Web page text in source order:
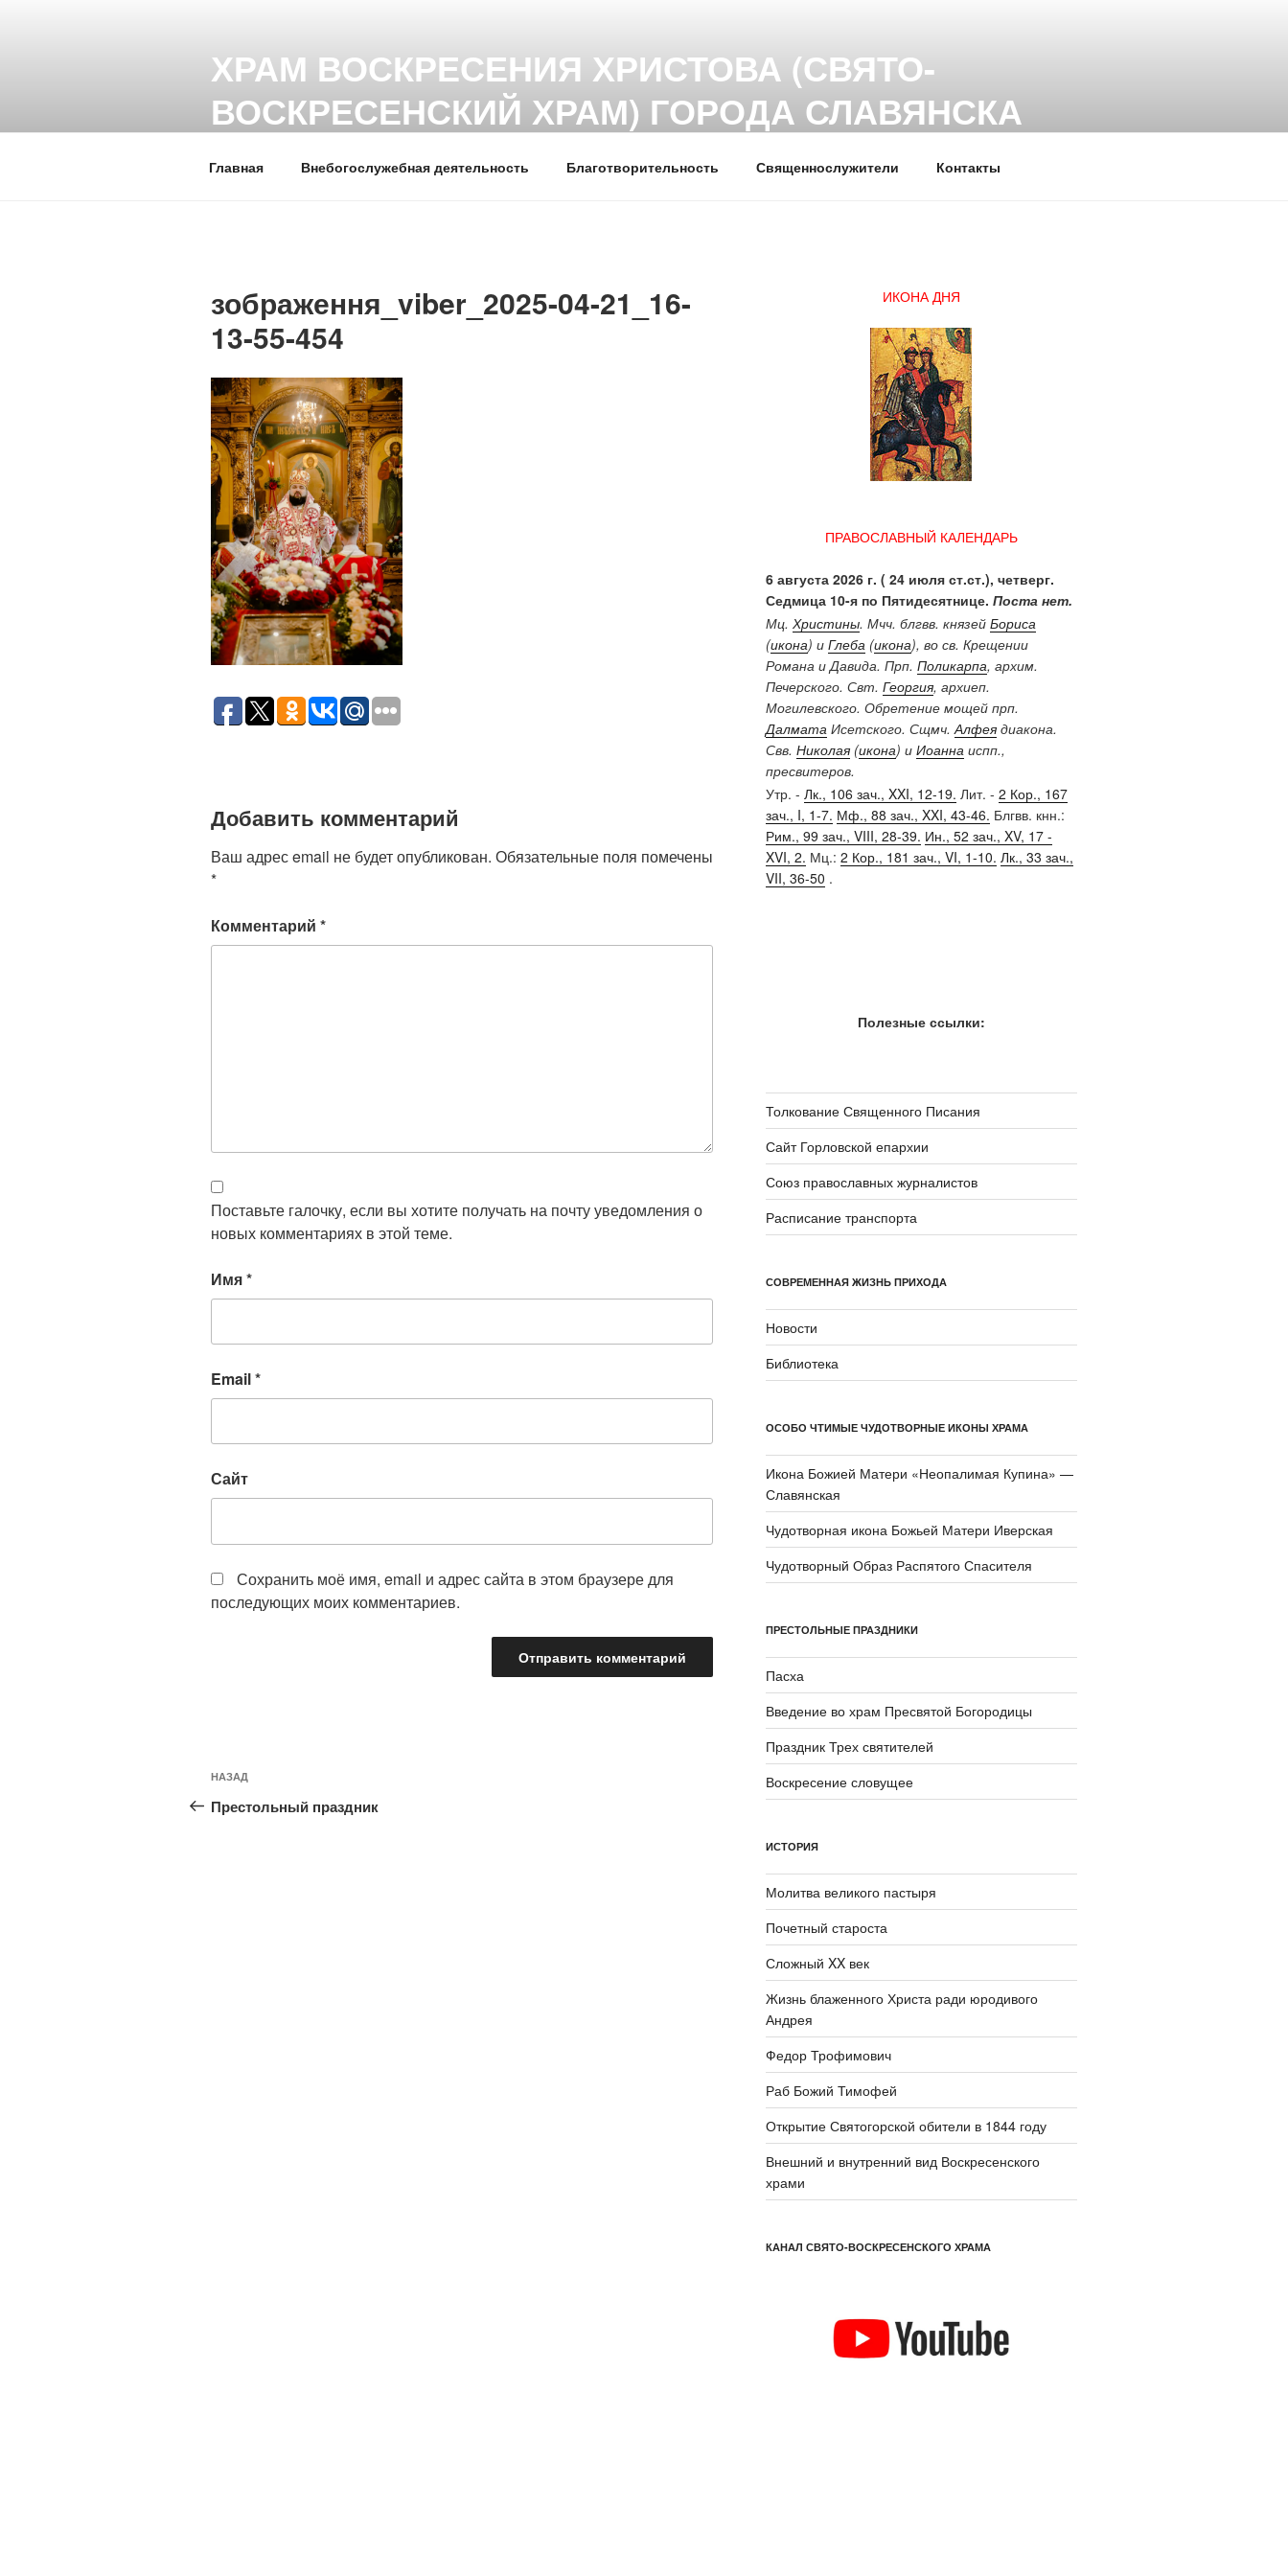
ХРАМ ВОСКРЕСЕНИЯ ХРИСТОВА (СВЯТО-
ВОСКРЕСЕНСКИЙ ХРАМ) ГОРОДА СЛАВЯНСКА
Главная Внебогослужебная деятельность Благотворительность Священнослужители Контакты
зображення_viber_2025-04-21_16-
13-55-454
Добавить комментарий
Ваш адрес email не будет опубликован. Обязательные поля помечены
*
Комментарий *
Поставьте галочку, если вы хотите получать на почту уведомления о
новых комментариях в этой теме.
Имя*
Email*
Сайт
Сохранить моё имя, email и адрес сайта в этом браузере для
последующих моих комментариев.
Навигация
по
записям
Предыдущая
запись:
НАЗАД
Престольный праздник
ИКОНА ДНЯ
ПРАВОСЛАВНЫЙ КАЛЕНДАРЬ
6 августа 2026 г. ( 24 июля ст.ст.), четверг.
Седмица 10-я по Пятидесятнице. Поста нет.
Мц. Христины. Мчч. блгвв. князей Бориса
(икона) и Глеба(икона), во св. Крещении
Романа и Давида. Прп. Поликарпа, архим.
Печерского. Свт. Георгия, архиеп.
Могилевского. Обретение мощей прп.
ДалматаИсетского. Сщмч.Алфеядиакона.
Свв. Николая(икона) и Иоаннаиспп.,
пресвитеров.
Утр. - Лк., 106 зач., XXI, 12-19. Лит. - 2 Кор., 167
зач., I, 1-7. Мф., 88 зач., XXI, 43-46. Блгвв. кнн.:
Рим., 99 зач., VIII, 28-39. Ин., 52 зач., XV, 17 -
XVI, 2. Мц.: 2 Кор., 181 зач., VI, 1-10. Лк., 33 зач.,
VII, 36-50 .
Полезные ссылки:
Толкование Священного Писания
Сайт Горловской епархии
Союз православных журналистов
Расписание транспорта
СОВРЕМЕННАЯ ЖИЗНЬ ПРИХОДА
Новости
Библиотека
ОСОБО ЧТИМЫЕ ЧУДОТВОРНЫЕ ИКОНЫ ХРАМА
Икона Божией Матери «Неопали­мая Купина» —
Славянская
Чудотворная икона Божьей Матери Иверская
Чудотворный Образ Распятого Спасителя
ПРЕСТОЛЬНЫЕ ПРАЗДНИКИ
Пасха
Введение во храм Пресвятой Богородицы
Праздник Трех святителей
Воскресение словущее
ИСТОРИЯ
Молитва великого пастыря
Почетный староста
Сложный XX век
Жизнь блаженного Христа ради юродивого
Андрея
Федор Трофимович
Раб Божий Тимофей
Открытие Святогорской обители в 1844 году
Внешний и внутренний вид Воскресенского
храми
КАНАЛ СВЯТО-ВОСКРЕСЕНСКОГО ХРАМА